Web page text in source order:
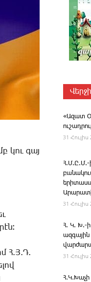
կու գայ
Հ.Յ.Դ.
«Ազատ
31 Հուլիս
31 Հուլիս
Հ. Կ. Խ.-
31 Հուլիս